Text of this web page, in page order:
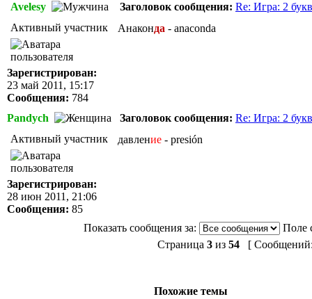
Avelesy Заголовок сообщения: Re: Игра: 2
Активный участник
Зарегистрирован:
23 май 2011, 15:17
Сообщения: 784
Анаконда - anaconda
Pandych Заголовок сообщения: Re: Игра: 2
Активный участник
Зарегистрирован:
28 июн 2011, 21:06
Сообщения: 85
давление - presión
Показать сообщения за:
Поле
Страница 3 из 54 [
Похожие темы